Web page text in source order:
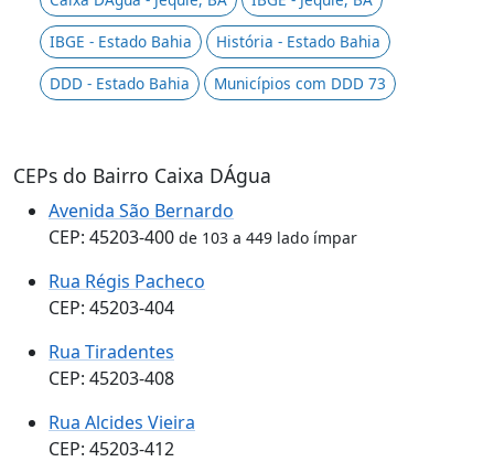
IBGE - Estado Bahia
História - Estado Bahia
DDD - Estado Bahia
Municípios com DDD 73
CEPs do Bairro Caixa DÁgua
Avenida São Bernardo
CEP: 45203-400 de 103 a 449 lado ímpar
Rua Régis Pacheco
CEP: 45203-404
Rua Tiradentes
CEP: 45203-408
Rua Alcides Vieira
CEP: 45203-412